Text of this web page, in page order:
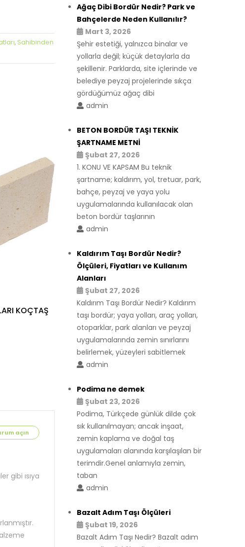
, Sahibinden
KOÇTAŞ
açın
gibi ısıya
Ağaç Dibi Bordür Nedir? Park ve
Bahçelerde Neden Kullanılır?
Mart 3, 2026
Şehir estetiği, yalnızca binalar ve
yollarla değil; küçük detaylarla da
şekillenir. Parklarda, site içlerinde ve
belediye peyzaj projelerinde sıkça
gördüğümüz ağaç dibi
admin
BETON BORDÜR TAŞI TEKNİK
ŞARTNAME METNİ
Şubat 27, 2026
1. KONU VE KAPSAM Bu teknik
şartname; kaldırım, yol, tretuar, park,
bahçe, peyzaj ve yaya yolu
uygulamalarında kullanılacak olan
beton bordür taşlarının
admin
Kaldırım Taşı Bordür Nedir?
Ölçüleri, Fiyatları ve Kullanım
Alanları
Şubat 27, 2026
Kaldırım Taşı Bordür Nedir? Kaldırım
taşı bordür; yaya yolları, araç yolları,
otoparklar, park alanları ve peyzaj
uygulamalarında zemin sınırlarını
belirlemek, yüzeyleri sabitlemek
admin
Podima ne demek
Şubat 23, 2026
Podima, Türkçede günlük dilde çok
sık kullanılmayan; ancak inşaat,
zemin kaplama ve doğal taş
uygulamaları alanında karşılaşılan bir
terimdir.Genel anlamıyla zemin,
taban
admin
Bazalt Adım Taşı Ölçüleri
Şubat 19, 2026
Bazalt Adım Taşı Nedir? Bazalt adım